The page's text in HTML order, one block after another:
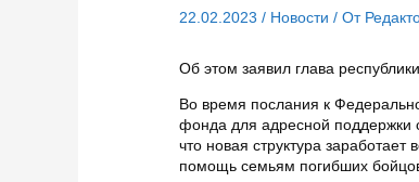
22.02.2023 / Новости / От
Об этом заявил глава
Во время послания к
фонда для адресной поддержки
что новая структура
помощь семьям погибших